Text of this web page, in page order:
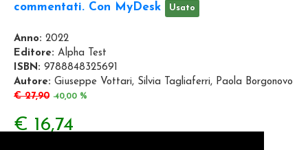
commentati. Con MyDesk
Usato
Anno: 2022
Editore: Alpha Test
ISBN: 9788848325691
Autore: Giuseppe Vottari, Silvia Tagliaferri, Paola Borgonovo
€ 27,90 -40,00 %
€ 16,74